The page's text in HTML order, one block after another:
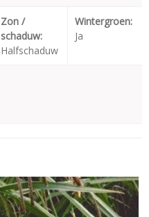
Zon /
schaduw:
Halfschaduw
Wintergroen:
Ja